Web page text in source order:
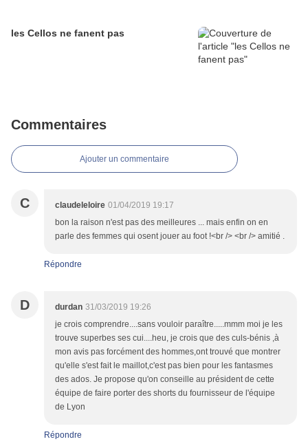
les Cellos ne fanent pas
Commentaires
Ajouter un commentaire
C claudeleloire 01/04/2019 19:17
bon la raison n'est pas des meilleures ... mais enfin on en
parle des femmes qui osent jouer au foot !<br /> <br /> amitié .
Répondre
D durdan 31/03/2019 19:26
je crois comprendre....sans vouloir paraître.....mmm moi je les
trouve superbes ses cui....heu, je crois que des culs-bénis ,à
mon avis pas forcément des hommes,ont trouvé que montrer
qu'elle s'est fait le maillot,c'est pas bien pour les fantasmes
des ados. Je propose qu'on conseille au président de cette
équipe de faire porter des shorts du fournisseur de l'équipe
de Lyon
Répondre